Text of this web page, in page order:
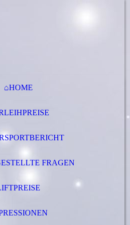
⌂HOME
FRAGEN